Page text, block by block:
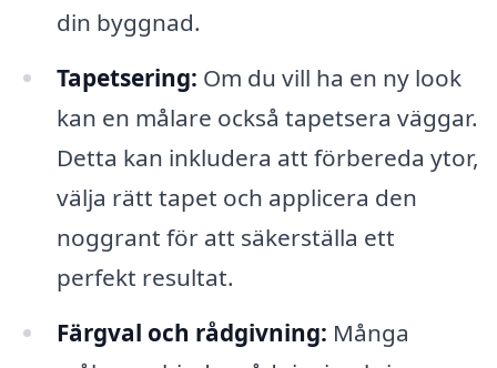
din byggnad.
Tapetsering: Om du vill ha en ny look
kan en målare också tapetsera väggar.
Detta kan inkludera att förbereda ytor,
välja rätt tapet och applicera den
noggrant för att säkerställa ett
perfekt resultat.
Färgval och rådgivning: Många